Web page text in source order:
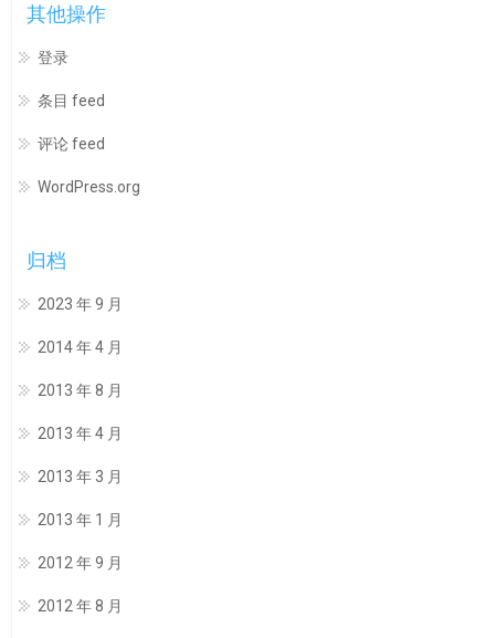
其他操作
登录
条目 feed
评论 feed
WordPress.org
归档
2023 年 9 月
2014 年 4 月
2013 年 8 月
2013 年 4 月
2013 年 3 月
2013 年 1 月
2012 年 9 月
2012 年 8 月